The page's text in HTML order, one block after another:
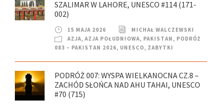
SZALIMAR W LAHORE, UNESCO #114 (171-
002)
15 MAJA 2026
MICHAŁ WALCZEWSKI
AZJA, AZJA POŁUDNIOWA, PAKISTAN , PODRÓŻ
083 – PAKISTAN 2026, UNESCO, ZABYTKI
PODRÓŻ 007: WYSPA WIELKANOCNA CZ.8 –
ZACHÓD SŁOŃCA NAD AHU TAHAI, UNESCO
#70 (715)